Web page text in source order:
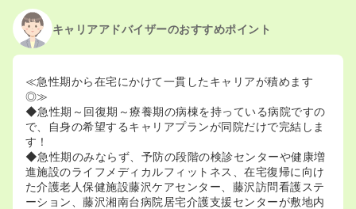
キャリアアドバイザーのおすすめポイント
≪急性期から在宅にかけて一貫したキャリアが積めます
◎≫
◆急性期～回復期～療養期の病棟を持っている病院ですの
で、自身の希望するキャリアプランが同院だけで完結しま
す！
◆急性期のみならず、予防の段階の検診センターや健康増
進施設のライフメディカルフィットネス、在宅復帰に向け
た介護老人保健施設藤沢ケアセンター、藤沢訪問看護ステ
ーション、藤沢湘南台病院居宅介護支援センターが敷地内